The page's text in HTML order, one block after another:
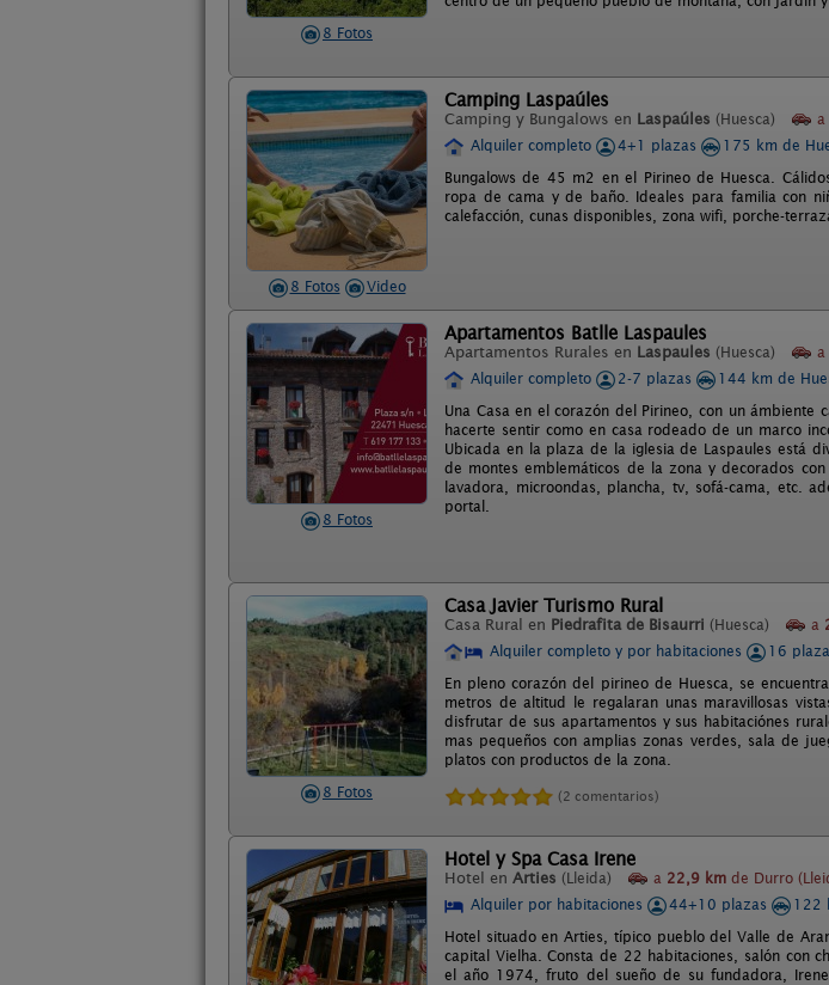
8 Fotos
8 Fotos Video
Camping Laspaúles
Camping y Bungalows en Laspaúles (Huesca) a
Alquiler completo
4+1 plazas
175 km de
Bungalows de 45 m2 en el Pirineo de Huesca.
ropa de cama y de baño. Ideales para familia con
calefacción, cunas disponibles, zona wifi, porche-
8 Fotos
Apartamentos Batlle Laspaules
Apartamentos Rurales en Laspaules (Huesca) a
Alquiler completo
2-7 plazas
144 km de
Una Casa en el corazón del Pirineo, con un
hacerte sentir como en casa rodeado de un marco
Ubicada en la plaza de la iglesia de Laspaules está
de montes emblemáticos de la zona y decorados
lavadora, microondas, plancha, tv, sofá-cama, etc.
portal.
8 Fotos
Casa Javier Turismo Rural
Casa Rural en Piedrafita de Bisaurri (Huesca) a
Alquiler completo y por habitaciones
16
En pleno corazón del pirineo de Huesca, se
metros de altitud le regalaran unas maravillosas
disfrutar de sus apartamentos y sus habitaciónes
mas pequeños con amplias zonas verdes, sala de
platos con productos de la zona.
(2 comentarios)
Hotel y Spa Casa Irene
Hotel en Arties (Lleida) a 22,9 km de Durro
Alquiler por habitaciones
44+10 plazas
122
Hotel situado en Arties, típico pueblo del Valle de
capital Vielha. Consta de 22 habitaciones, salón con
el año 1974, fruto del sueño de su fundadora,